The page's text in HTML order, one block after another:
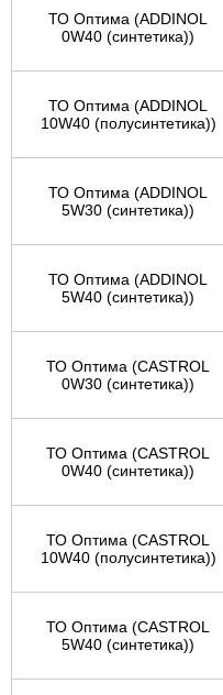
ТО Оптима (ADDINOL
0W40 (синтетика))
ТО Оптима (ADDINOL
10W40 (полусинтетика))
ТО Оптима (ADDINOL
5W30 (синтетика))
ТО Оптима (ADDINOL
5W40 (синтетика))
ТО Оптима (CASTROL
0W30 (синтетика))
ТО Оптима (CASTROL
0W40 (синтетика))
ТО Оптима (CASTROL
10W40 (полусинтетика))
ТО Оптима (CASTROL
5W40 (синтетика))